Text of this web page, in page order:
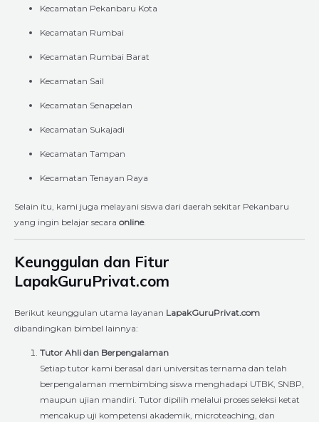
Kecamatan Pekanbaru Kota
Kecamatan Rumbai
Kecamatan Rumbai Barat
Kecamatan Sail
Kecamatan Senapelan
Kecamatan Sukajadi
Kecamatan Tampan
Kecamatan Tenayan Raya
Selain itu, kami juga melayani siswa dari daerah sekitar Pekanbaru
yang ingin belajar secara online.
Keunggulan dan Fitur
LapakGuruPrivat.com
Berikut keunggulan utama layanan LapakGuruPrivat.com
dibandingkan bimbel lainnya:
Tutor Ahli dan Berpengalaman
Setiap tutor kami berasal dari universitas ternama dan telah
berpengalaman membimbing siswa menghadapi UTBK, SNBP,
maupun ujian mandiri. Tutor dipilih melalui proses seleksi ketat
mencakup uji kompetensi akademik, microteaching, dan